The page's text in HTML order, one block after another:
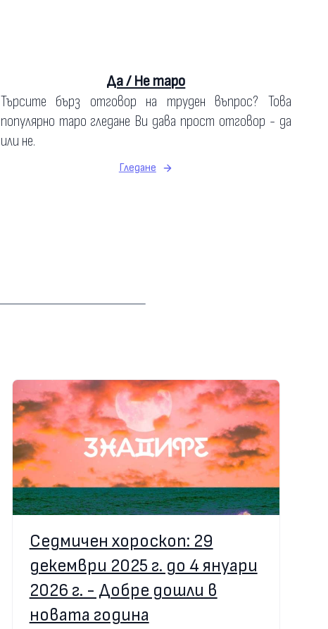
Да / Не таро
Търсите бърз отговор на труден въпрос? Това
популярно таро гледане Ви дава прост отговор - да
или не.
Гледане
Седмичен хороскоп: 29
декември 2025 г. до 4 януари
2026 г. - Добре дошли в
новата година